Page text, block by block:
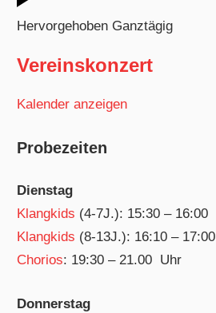
Hervorgehoben Ganztägig
Vereinskonzert
Kalender anzeigen
Probezeiten
Dienstag
Klangkids (4-7J.): 15:30 – 16:00
Klangkids (8-13J.): 16:10 – 17:00
Chorios: 19:30 – 21.00 Uhr
Donnerstag